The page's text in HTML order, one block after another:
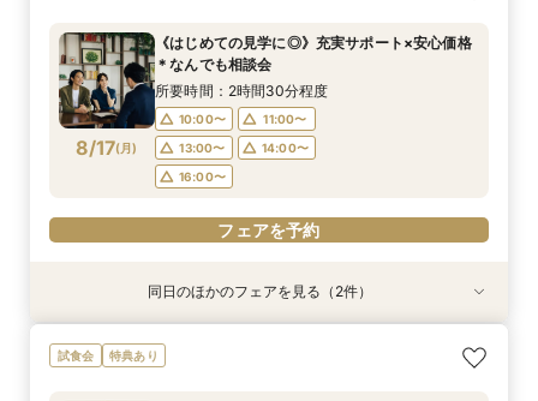
8/16 日)
9:00〜
10:00〜
14:00〜
15:00〜
17:00〜
フェアを予約
8/16 日)
9:00〜
10:00〜
14:00〜
15:00〜
17:00〜
フェアを予約
8/16 日)
9:00〜
10:00〜
14:00〜
15:00〜
17:00〜
フェアを予約
8/16 日)
9:00〜
10:00〜
14:00〜
15:00〜
フェアを予約
8/17(月)
《はじめての見学に◎》充実サポート×安心価格
＊なんでも相談会
所要時間：2時間30分程度
10:00〜
11:00〜
13:00〜
14:00〜
16:00〜
フェアを予約
特典あり
《少人数婚向け》4名～貸切OK＊プライベート感
◎試食付き相談会
特典あり
平日フェア《試食付》チャペル体験×選べる会場
見学×見積り相談
同日のほかのフェアを見る（2件）
試食会 特典あり